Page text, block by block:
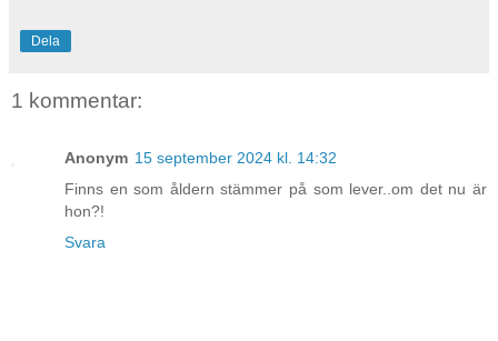
Dela
1 kommentar:
Anonym 15 september 2024 kl. 14:32
Finns en som åldern stämmer på som lever..om det nu är
hon?!
Svara